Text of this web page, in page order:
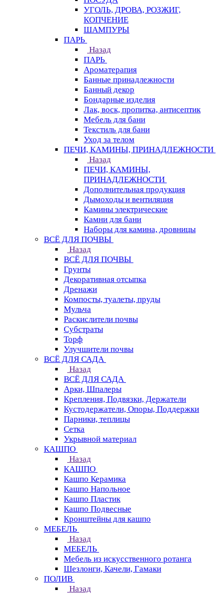
УГОЛЬ, ДРОВА, РОЗЖИГ,
КОПЧЕНИЕ
ШАМПУРЫ
ПАРЬ
Назад
ПАРЬ
Ароматерапия
Банные принадлежности
Банный декор
Бондарные изделия
Лак, воск, пропитка, антисептик
Мебель для бани
Текстиль для бани
Уход за телом
ПЕЧИ, КАМИНЫ, ПРИНАДЛЕЖНОСТИ
Назад
ПЕЧИ, КАМИНЫ,
ПРИНАДЛЕЖНОСТИ
Дополнительная продукция
Дымоходы и вентиляция
Камины электрические
Камни для бани
Наборы для камина, дровницы
ВСЁ ДЛЯ ПОЧВЫ
Назад
ВСЁ ДЛЯ ПОЧВЫ
Грунты
Декоративная отсыпка
Дренажи
Компосты, туалеты, пруды
Мульча
Раскислители почвы
Субстраты
Торф
Улучшители почвы
ВСЁ ДЛЯ САДА
Назад
ВСЁ ДЛЯ САДА
Арки, Шпалеры
Крепления, Подвязки, Держатели
Кустодержатели, Опоры, Поддержки
Парники, теплицы
Сетка
Укрывной материал
КАШПО
Назад
КАШПО
Кашпо Керамика
Кашпо Напольное
Кашпо Пластик
Кашпо Подвесные
Кронштейны для кашпо
МЕБЕЛЬ
Назад
МЕБЕЛЬ
Мебель из искусственного ротанга
Шезлонги, Качели, Гамаки
ПОЛИВ
Назад